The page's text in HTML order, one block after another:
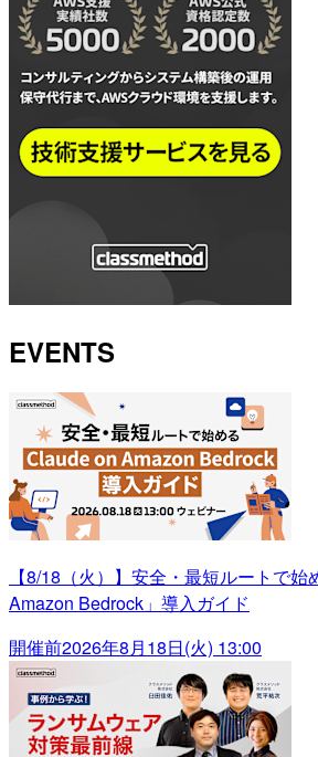
EVENTS
【8/18（火）】安全・最短ルートで
Amazon Bedrock」導入ガイド
開催前2026年8月18日(火) 13:00